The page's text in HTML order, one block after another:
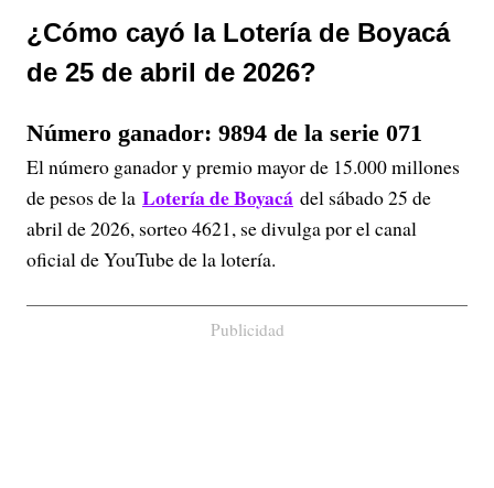
¿Cómo cayó la Lotería de Boyacá
de 25 de abril de 2026?
Número ganador: 9894 de la serie 071
El número ganador y premio mayor de 15.000 millones
de pesos de la Lotería de Boyacá del sábado 25 de
abril de 2026, sorteo 4621, se divulga por el canal
oficial de YouTube de la lotería.
Publicidad